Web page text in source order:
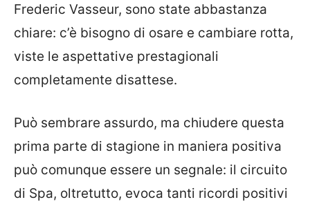
Frederic Vasseur, sono state abbastanza
chiare: c’è bisogno di osare e cambiare rotta,
viste le aspettative prestagionali
completamente disattese.
Può sembrare assurdo, ma chiudere questa
prima parte di stagione in maniera positiva
può comunque essere un segnale: il circuito
di Spa, oltretutto, evoca tanti ricordi positivi